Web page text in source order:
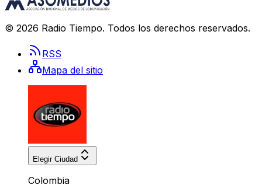
© 2026 Radio Tiempo. Todos los derechos reservados.
RSS
Mapa del sitio
Elegir Ciudad
Colombia